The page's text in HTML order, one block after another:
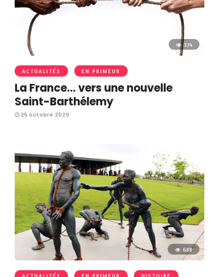
374
ACTUALITÉS EN PRIMEUR
La France… vers une nouvelle
Saint-Barthélemy
25 octobre 2020
688